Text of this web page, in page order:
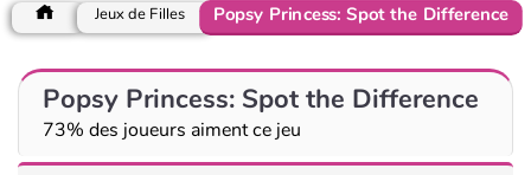
Jeux de Filles Popsy Princess: Spot the Difference
Popsy Princess: Spot the Difference
73% des joueurs aiment ce jeu